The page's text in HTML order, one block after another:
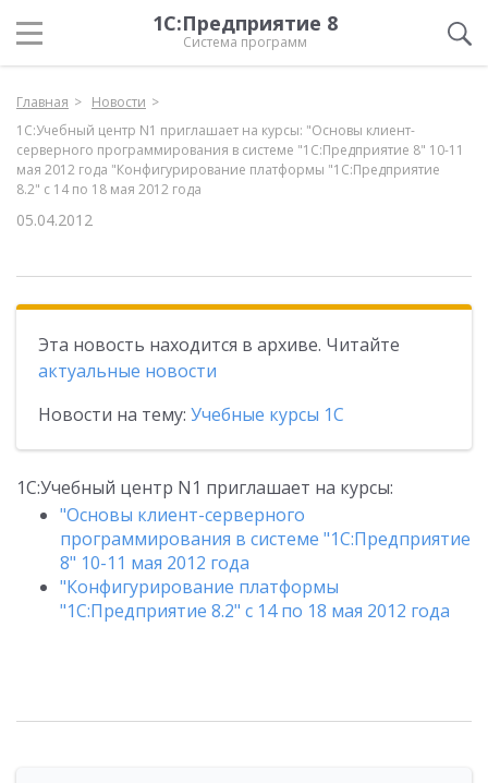
1С:Предприятие 8
Система программ
Главная
Новости
1С:Учебный центр N1 приглашает на курсы: "Основы клиент-
серверного программирования в системе "1С:Предприятие 8" 10-11
мая 2012 года "Конфигурирование платформы "1С:Предприятие
8.2" с 14 по 18 мая 2012 года
05.04.2012
Эта новость находится в архиве. Читайте
актуальные новости
Новости на тему: Учебные курсы 1С
1С:Учебный центр N1 приглашает на курсы:
"Основы клиент-серверного
программирования в системе "1С:Предприятие
8" 10-11 мая 2012 года
"Конфигурирование платформы
"1С:Предприятие 8.2" с 14 по 18 мая 2012 года